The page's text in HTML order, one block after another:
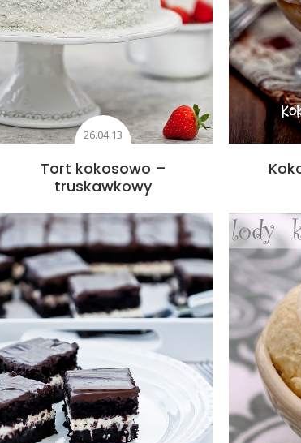
26.04.13
Tort kokosowo –
truskawkowy